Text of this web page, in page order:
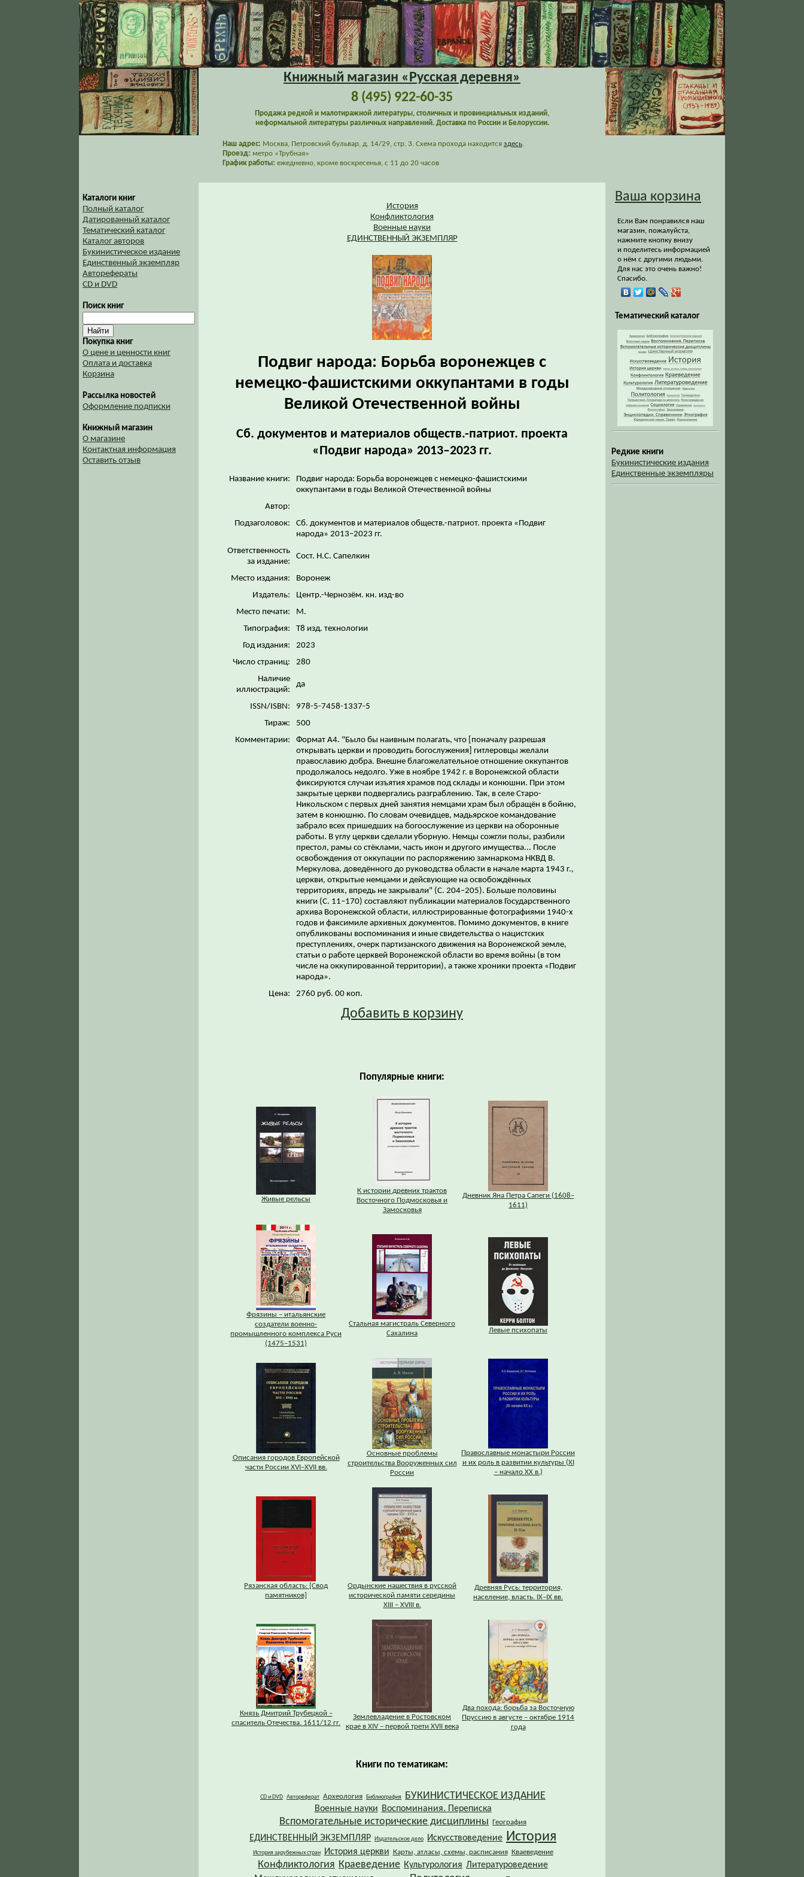
Книжный магазин «Русская деревня»
8 (495) 922-60-35
Продажа редкой и малотиражной литературы, столичных и провинциальных изданий,
неформальной литературы различных направлений. Доставка по России и Белоруссии.
Наш адрес: Москва, Петровский бульвар, д. 14/29, стр. 3. Схема прохода находится здесь.
Проезд: метро «Трубная»
График работы: ежедневно, кроме воскресенья, с 11 до 20 часов
Каталоги книг
Полный каталог
Датированный каталог
Тематический каталог
Каталог авторов
Букинистическое издание
Единственный экземпляр
Авторефераты
CD и DVD
Поиск книг
Покупка книг
О цене и ценности книг
Оплата и доставка
Корзина
Рассылка новостей
Оформление подписки
Книжный магазин
О магазине
Контактная информация
Оставить отзыв
История
Конфликтология
Военные науки
ЕДИНСТВЕННЫЙ ЭКЗЕМПЛЯР
Подвиг народа: Борьба воронежцев с
немецко-фашистскими оккупантами в годы
Великой Отечественной войны
Сб. документов и материалов обществ.-патриот. проекта
«Подвиг народа» 2013–2023 гг.
Название книги:
Подвиг народа: Борьба воронежцев с немецко-фашистскими
оккупантами в годы Великой Отечественной войны
Автор:
Подзаголовок:
Сб. документов и материалов обществ.-патриот. проекта «Подвиг
народа» 2013–2023 гг.
Ответственность
за издание:
Сост. Н.С. Сапелкин
Место издания:
Воронеж
Издатель:
Центр.-Чернозём. кн. изд-во
Место печати:
М.
Типография:
Т8 изд. технологии
Год издания:
2023
Число страниц:
280
Наличие
иллюстраций:
да
ISSN/ISBN:
978-5-7458-1337-5
Тираж:
500
Комментарии:
Формат А4. "Было бы наивным полагать, что [поначалу разрешая
открывать церкви и проводить богослужения] гитлеровцы желали
православию добра. Внешне благожелательное отношение оккупантов
продолжалось недолго. Уже в ноябре 1942 г. в Воронежской области
фиксируются случаи изъятия храмов под склады и конюшни. При этом
закрытые церкви подвергались разграблению. Так, в селе Старо-
Никольском с первых дней занятия немцами храм был обращён в бойню,
затем в конюшню. По словам очевидцев, мадьярское командование
забрало всех пришедших на богоослужение из церкви на оборонные
работы. В углу церкви сделали уборную. Немцы сожгли полы, разбили
престол, рамы со стёклами, часть икон и другого имущества... После
освобождения от оккупации по распоряжению замнаркома НКВД В.
Меркулова, доведённого до руководства области в начале марта 1943 г.,
церкви, открытые немцами и дейсвующие на освобождённых
территориях, впредь не закрывали" (С. 204–205). Больше половины
книги (С. 11–170) составляют публикации материалов Государственного
архива Воронежской области, иллюстрированные фотографиями 1940-х
годов и факсимиле архивных документов. Помимо документов, в книге
опубликованы воспоминания и иные свидетельства о нацистских
преступлениях, очерк партизанского движения на Воронежской земле,
статьи о работе церквей Воронежской области во время войны (в том
числе на оккупированной территории), а также хроники проекта «Подвиг
народа».
Цена:
2760 руб. 00 коп.
Добавить в корзину
Популярные книги:
Живые рельсы
К истории древних трактов
Восточного Подмосковья и
Замосковья
Дневник Яна Петра Сапеги (1608–
1611)
Фрязины – итальянские
создатели военно-
промышленного комплекса Руси
(1475–1531)
Стальная магистраль Северного
Сахалина
Левые психопаты
Описания городов Европейской
части России XVI–XVII вв.
Основные проблемы
строительства Вооруженных сил
России
Православные монастыри России
и их роль в развитии культуры (XI
– начало XX в.)
Рязанская область: [Свод
памятников]
Ордынские нашествия в русской
исторической памяти середины
XIII – XVIII в.
Древняя Русь: территория,
население, власть. IХ–IХ вв.
Князь Дмитрий Трубецкой –
спаситель Отечества. 1611/12 гг.
Землевладение в Ростовском
крае в XIV – первой трети XVII века
Два похода: борьба за Восточную
Пруссию в августе – октябре 1914
года
Книги по тематикам:
CD и DVD Автореферат Археология Библиография БУКИНИСТИЧЕСКОЕ ИЗДАНИЕ
Военные науки Воспоминания. Переписка
Вспомогательные исторические дисциплины География
ЕДИНСТВЕННЫЙ ЭКЗЕМПЛЯР Издательское дело Искусствоведение История
История зарубежных стран История церкви Карты, атласы, схемы, расписания Кваеведение
Конфликтология Краеведение Культурология Литературоведение
Ваша корзина
Если Вам понравился наш
магазин, пожалуйста,
нажмите кнопку внизу
и поделитесь информацией
о нём с другими людьми.
Для нас это очень важно!
Спасибо.
Тематический каталог
Редкие книги
Букинистические издания
Единственные экземпляры